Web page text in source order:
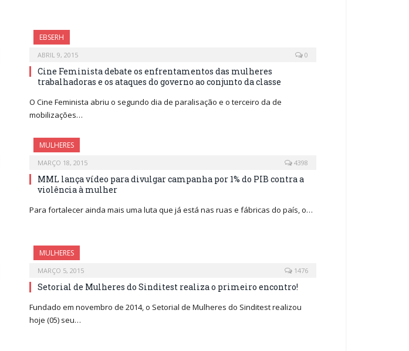
EBSERH
ABRIL 9, 2015 0
Cine Feminista debate os enfrentamentos das mulheres
trabalhadoras e os ataques do governo ao conjunto da classe
O Cine Feminista abriu o segundo dia de paralisação e o terceiro da de
mobilizações…
MULHERES
MARÇO 18, 2015 4398
MML lança vídeo para divulgar campanha por 1% do PIB contra a
violência à mulher
Para fortalecer ainda mais uma luta que já está nas ruas e fábricas do país, o…
MULHERES
MARÇO 5, 2015 1476
Setorial de Mulheres do Sinditest realiza o primeiro encontro!
Fundado em novembro de 2014, o Setorial de Mulheres do Sinditest realizou
hoje (05) seu…